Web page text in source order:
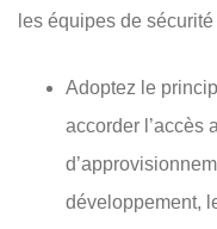
les équipes de sécurité
Adoptez le
accorder l’accès
développement,